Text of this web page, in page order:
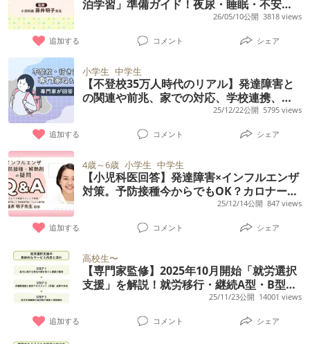
泊学習」準備ガイド！夜尿・睡眠・不安へ
の対策や学校連携など【保護者アンケート
26/05/10公開 3818 views
追加する コメント シェア
小学生 中学生
【不登校35万人時代のリアル】発達障害と
の関連や前兆、家での対応、学校連携、支
援などの疑問【精神科医解説】25/12/22公開 5795 views
追加する コメント シェア
4歳～6歳 小学生 中学生
【小児科医回答】発達障害×インフルエンザ
対策。予防接種今からでもOK？カロナール
は安全？熱せん妄・熱性痙攣などの疑問も
25/12/14公開 847 views
追加する コメント シェア
高校生〜
【専門家監修】2025年10月開始「就労選択
支援」を解説！就労移行・継続A型・B型と
の違い、利用対象者や手続きをくわしく
25/11/23公開 14001 views
追加する コメント シェア